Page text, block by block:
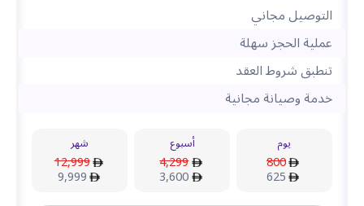
التوصيل مجاني
عملية الحجز سهلة
تنطبق شروط العقد
خدمة وصيانة مجانية
يوم
800
625
أسبوع
4,299
3,600
شهر
12,999
9,999